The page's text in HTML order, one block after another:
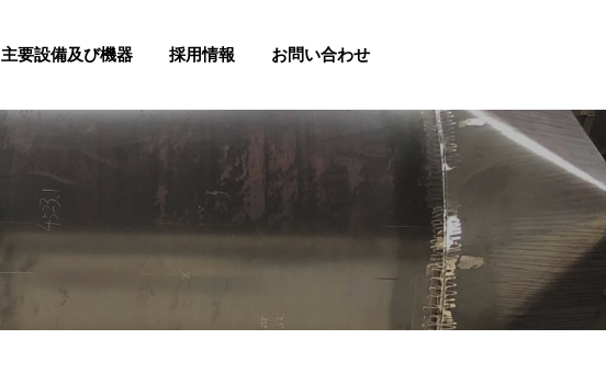
主要設備及び機器 採用情報 お問い合わせ